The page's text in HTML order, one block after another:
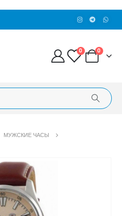
0 0
МУЖСКИЕ ЧАСЫ